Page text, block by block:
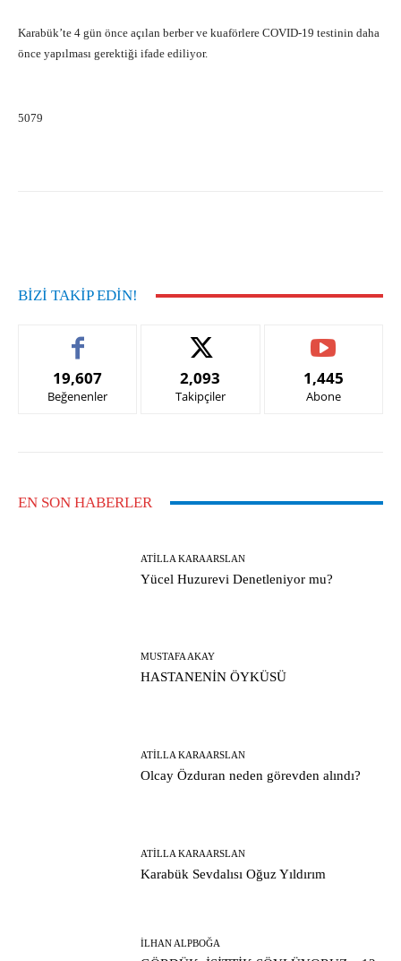
Karabük’te 4 gün önce açılan berber ve kuaförlere COVID-19 testinin daha
önce yapılması gerektiği ifade ediliyor.
5079
BIZI TAKIP EDIN!
19,607
Beğenenler
2,093
Takipçiler
1,445
Abone
EN SON HABERLER
ATILLA KARAARSLAN
Yücel Huzurevi Denetleniyor mu?
MUSTAFA AKAY
HASTANENİN ÖYKÜSÜ
ATILLA KARAARSLAN
Olcay Özduran neden görevden alındı?
ATILLA KARAARSLAN
Karabük Sevdalısı Oğuz Yıldırım
İLHAN ALPBOĞA